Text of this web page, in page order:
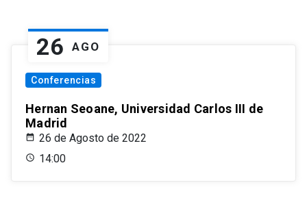
26 AGO
Conferencias
Hernan Seoane, Universidad Carlos III de
Madrid
26 de Agosto de 2022
14:00